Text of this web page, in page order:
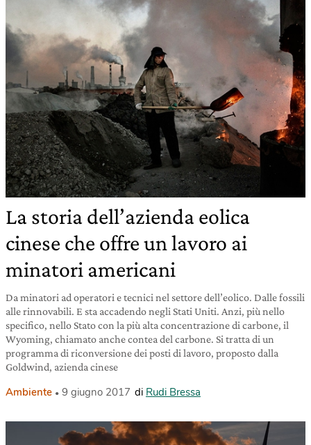
La storia dell’azienda eolica
cinese che offre un lavoro ai
minatori americani
Da minatori ad operatori e tecnici nel settore dell’eolico. Dalle fossili
alle rinnovabili. E sta accadendo negli Stati Uniti. Anzi, più nello
specifico, nello Stato con la più alta concentrazione di carbone, il
Wyoming, chiamato anche contea del carbone. Si tratta di un
programma di riconversione dei posti di lavoro, proposto dalla
Goldwind, azienda cinese
Ambiente 9 giugno 2017 di Rudi Bressa